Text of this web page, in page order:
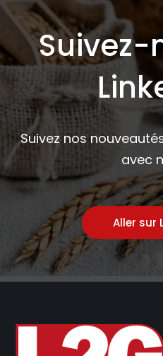
Suivez-
Suivez nos
avec
Aller sur